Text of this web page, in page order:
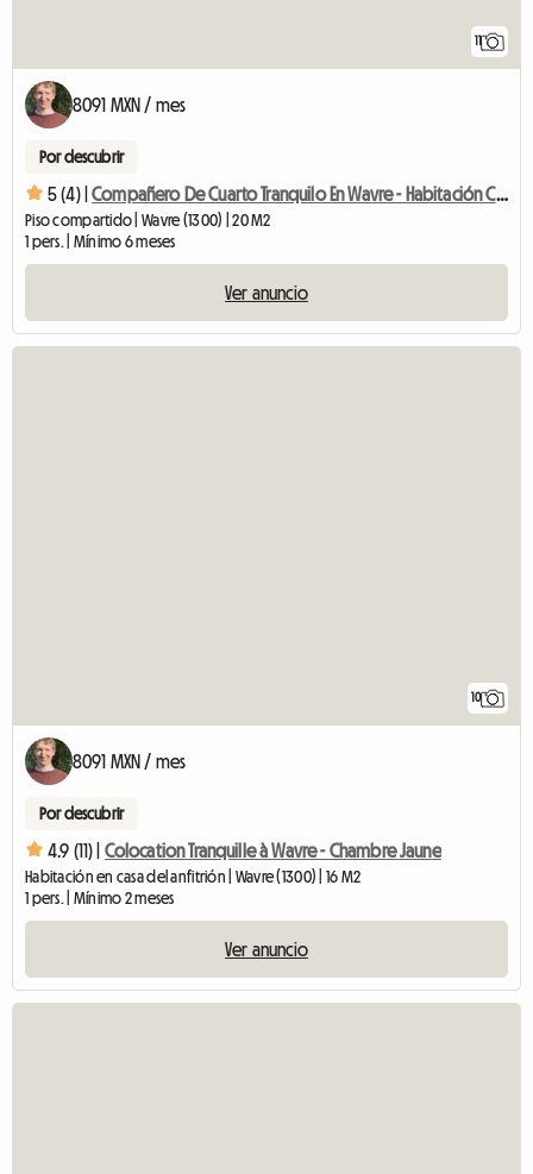
11
8091 MXN / mes
Por descubrir
5 (4) | Compañero De Cuarto Tranquilo En Wavre - Habitación Con El árbol
Piso compartido | Wavre (1300) | 20 M2
1 pers. | Mínimo 6 meses
Ver anuncio
10
8091 MXN / mes
Por descubrir
4.9 (11) | Colocation Tranquille à Wavre - Chambre Jaune
Habitación en casa del anfitrión | Wavre (1300) | 16 M2
1 pers. | Mínimo 2 meses
Ver anuncio